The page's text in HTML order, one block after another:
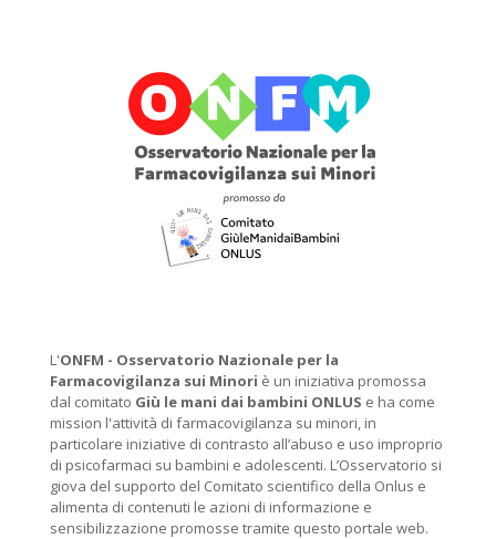
L'ONFM - Osservatorio Nazionale per la
Farmacovigilanza sui Minori è un iniziativa promossa
dal comitato Giù le mani dai bambini ONLUS e ha come
mission l'attività di farmacovigilanza su minori, in
particolare iniziative di contrasto all’abuso e uso improprio
di psicofarmaci su bambini e adolescenti. L’Osservatorio si
giova del supporto del Comitato scientifico della Onlus e
alimenta di contenuti le azioni di informazione e
sensibilizzazione promosse tramite questo portale web.